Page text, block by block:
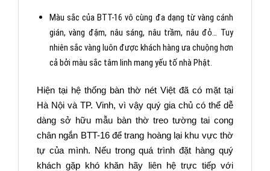
Màu sắc của BTT-16 vô cùng đa dạng từ vàng cánh
gián, vàng đậm, nâu sáng, nâu trầm, nâu đỏ… Tuy
nhiên sắc vàng luôn được khách hàng ưa chuộng hơn
cả bởi màu sắc tâm linh mang yếu tố nhà Phật.
Hiện tại hệ thống bàn thờ nét Việt đã có mặt tại
Hà Nội và TP. Vinh, vì vậy quý gia chủ có thể dễ
dàng sở hữu mẫu bàn thờ treo tường tai cong
chân ngắn BTT-16 để trang hoàng lại khu vực thờ
tự của mình. Nếu trong quá trình đặt hàng quý
khách gặp khó khăn hãy liên hệ trực tiếp với